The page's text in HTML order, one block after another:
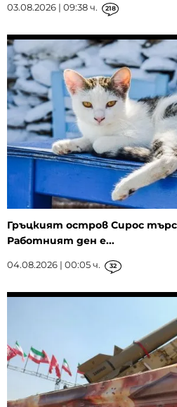
03.08.2026 | 09:38 ч. 218
Гръцкият остров Сирос
Работният ден е...
04.08.2026 | 00:05 ч. 32